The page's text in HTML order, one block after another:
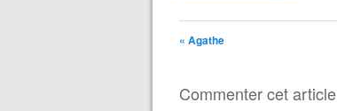
« Agathe
Commenter cet article